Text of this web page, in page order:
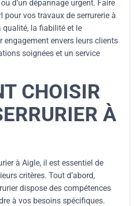
d’un dépannage urgent. Faire
pour vos travaux de serrurerie à
qualité, la fiabilité et le
engagement envers leurs clients
soignées et un service
CHOISIR
À
à Aigle, il est essentiel de
critères. Tout d’abord,
dispose des compétences
à vos besoins spécifiques.